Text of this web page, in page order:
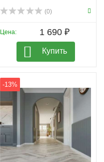
(0)
Цена: 1 690 ₽
Купить
-13%